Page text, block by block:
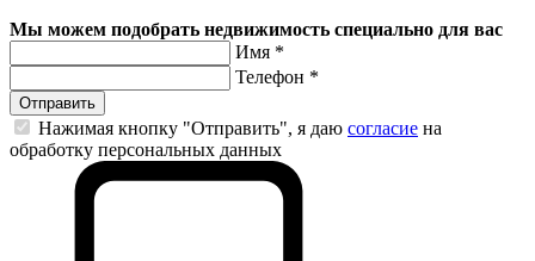
Мы можем подобрать недвижимость специально для вас
Имя *
Телефон *
Отправить
Нажимая кнопку "Отправить", я даю согласие на
обработку персональных данных